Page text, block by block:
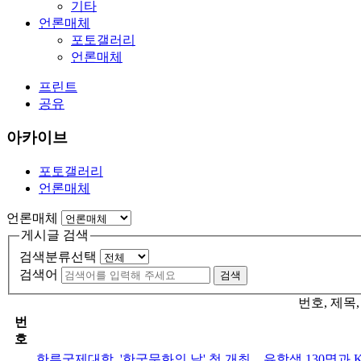
기타
언론매체
포토갤러리
언론매체
프린트
공유
아카이브
포토갤러리
언론매체
언론매체
게시글 검색
검색분류선택
검색어
검색
번호, 제목
번
호